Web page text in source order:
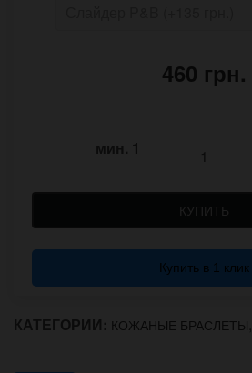
460 грн.
мин. 1
КУПИТЬ
Купить в 1 клик
КАТЕГОРИИ: КОЖАНЫЕ БРАСЛЕТЫ,